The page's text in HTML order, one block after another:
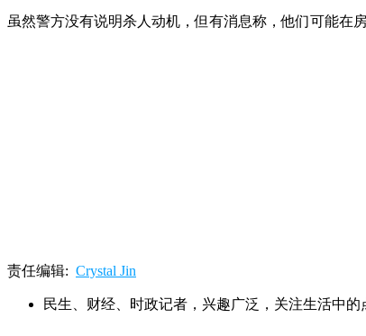
虽然警方没有说明杀人动机，但有消息称，他们可能在
责任编辑: Crystal Jin
民生、财经、时政记者，兴趣广泛，关注生活中的